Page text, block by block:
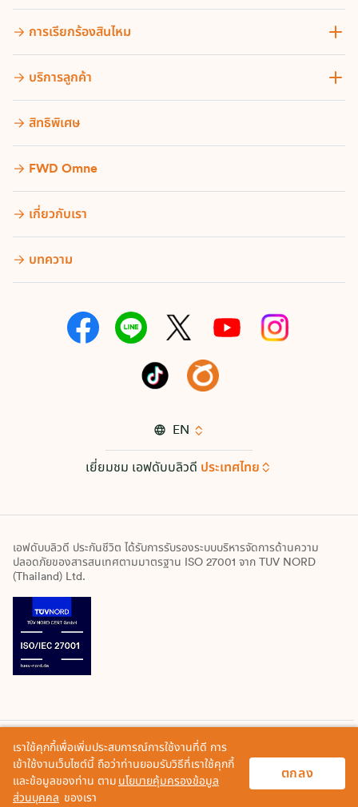
การเรียกร้องสินไหม
บริการลูกค้า
สิทธิพิเศษ
FWD Omne
เกี่ยวกับเรา
บทความ
EN
เยี่ยมชม เอฟดับบลิวดี ประเทศไทย
เอฟดับบลิวดี ประกันชีวิต ได้รับการรับรองระบบบริหารจัดการด้านความ
ปลอดภัยของสารสนเทศตามมาตรฐาน ISO 27001 จาก TUV NORD
(Thailand) Ltd.
แผนผังเว็บไซต์ ข้อตกลงการใช้ นโยบายข้อมูลส่วนบุคคล
© สงวนลิขสิทธิ์ © 2023 บริษัท เอฟดับบลิวดี ประกันชีวิต จำกัด (มหาชน)
เราใช้คุกกี้เพื่อเพิ่มประสบการณ์การใช้งานที่ดี การ
เข้าใช้งานเว็บไซต์นี้ ถือว่าท่านยอมรับวิธีที่เราใช้คุกกี้
และข้อมูลของท่าน ตาม นโยบายคุ้มครองข้อมูล
ส่วนบุคคล ของเรา
ตกลง